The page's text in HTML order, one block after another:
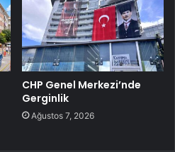
CHP Genel Merkezi’nde
Gerginlik
Ağustos 7, 2026